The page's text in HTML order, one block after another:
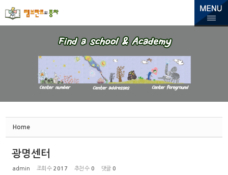
Home
광명센터
admin 조회 수 2017 추천 수 0 댓글 0